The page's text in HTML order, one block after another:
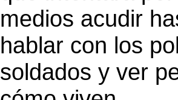
medios acudir
hablar con los
soldados y ver